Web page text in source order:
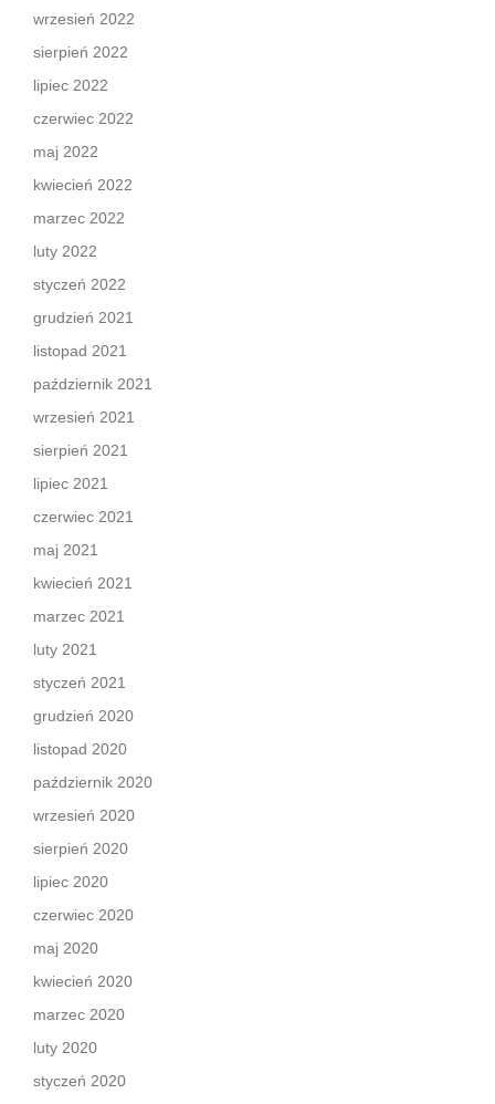
wrzesień 2022
sierpień 2022
lipiec 2022
czerwiec 2022
maj 2022
kwiecień 2022
marzec 2022
luty 2022
styczeń 2022
grudzień 2021
listopad 2021
październik 2021
wrzesień 2021
sierpień 2021
lipiec 2021
czerwiec 2021
maj 2021
kwiecień 2021
marzec 2021
luty 2021
styczeń 2021
grudzień 2020
listopad 2020
październik 2020
wrzesień 2020
sierpień 2020
lipiec 2020
czerwiec 2020
maj 2020
kwiecień 2020
marzec 2020
luty 2020
styczeń 2020